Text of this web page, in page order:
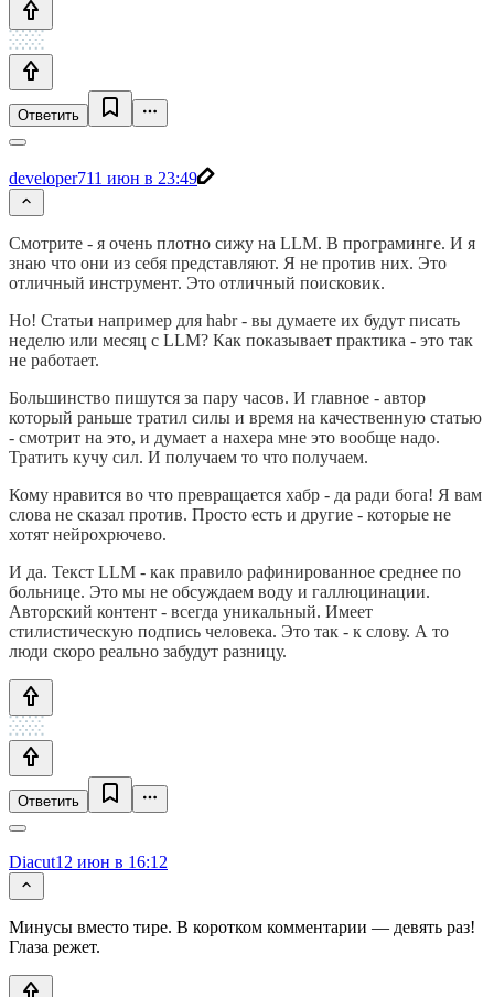
Ответить
developer711 июн в 23:49
Смотрите - я очень плотно сижу на LLM. В програминге. И я
знаю что они из себя представляют. Я не против них. Это
отличный инструмент. Это отличный поисковик.
Но! Статьи например для habr - вы думаете их будут писать
неделю или месяц с LLM? Как показывает практика - это так
не работает.
Большинство пишутся за пару часов. И главное - автор
который раньше тратил силы и время на качественную статью
- смотрит на это, и думает а нахера мне это вообще надо.
Тратить кучу сил. И получаем то что получаем.
Кому нравится во что превращается хабр - да ради бога! Я вам
слова не сказал против. Просто есть и другие - которые не
хотят нейрохрючево.
И да. Текст LLM - как правило рафинированное среднее по
больнице. Это мы не обсуждаем воду и галлюцинации.
Авторский контент - всегда уникальный. Имеет
стилистическую подпись человека. Это так - к слову. А то
люди скоро реально забудут разницу.
Ответить
Diacut12 июн в 16:12
Минусы вместо тире. В коротком комментарии — девять раз!
Глаза режет.